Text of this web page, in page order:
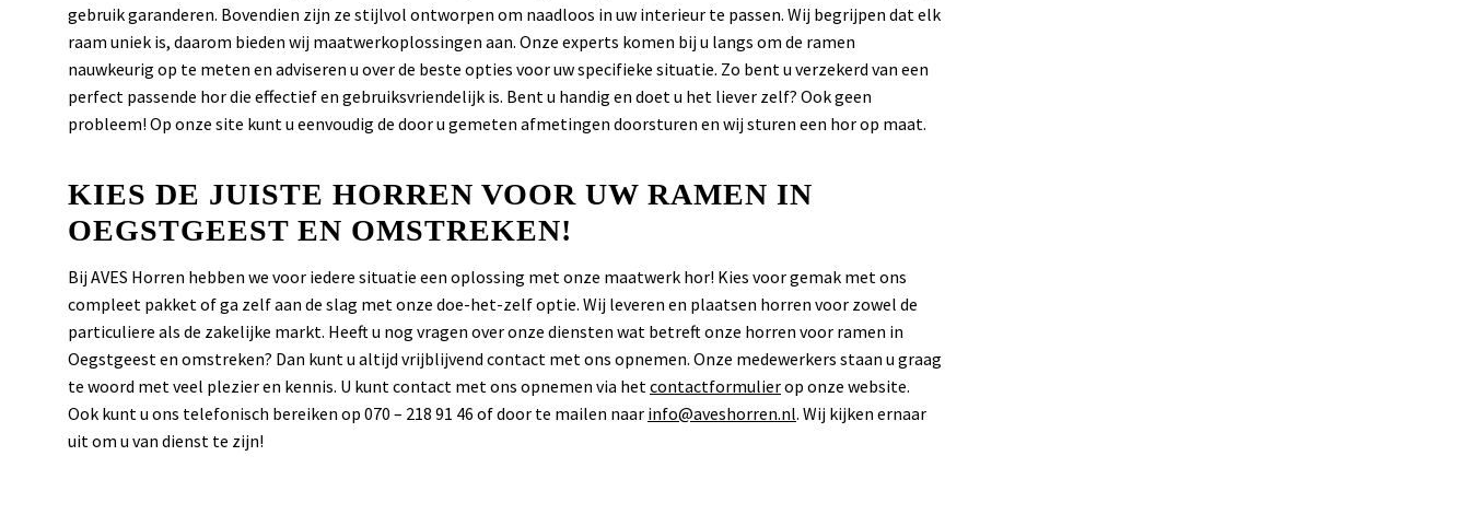
gebruik garanderen. Bovendien zijn ze stijlvol ontworpen om naadloos in uw interieur te passen. Wij begrijpen dat elk
raam uniek is, daarom bieden wij maatwerkoplossingen aan. Onze experts komen bij u langs om de ramen
nauwkeurig op te meten en adviseren u over de beste opties voor uw specifieke situatie. Zo bent u verzekerd van een
perfect passende hor die effectief en gebruiksvriendelijk is. Bent u handig en doet u het liever zelf? Ook geen
probleem! Op onze site kunt u eenvoudig de door u gemeten afmetingen doorsturen en wij sturen een hor op maat.
KIES DE JUISTE HORREN VOOR UW RAMEN IN
OEGSTGEEST EN OMSTREKEN!
Bij AVES Horren hebben we voor iedere situatie een oplossing met onze maatwerk hor! Kies voor gemak met ons
compleet pakket of ga zelf aan de slag met onze doe-het-zelf optie. Wij leveren en plaatsen horren voor zowel de
particuliere als de zakelijke markt. Heeft u nog vragen over onze diensten wat betreft onze horren voor ramen in
Oegstgeest en omstreken? Dan kunt u altijd vrijblijvend contact met ons opnemen. Onze medewerkers staan u graag
te woord met veel plezier en kennis. U kunt contact met ons opnemen via hetcontactformulierop onze website.
Ook kunt u ons telefonisch bereiken op 070 – 218 91 46 of door te mailen naar info@aveshorren.nl. Wij kijken ernaar
uit om u van dienst te zijn!